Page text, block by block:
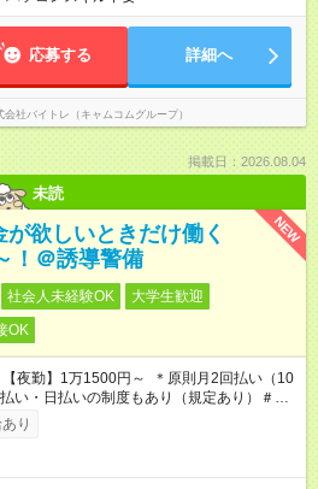
応募する 詳細へ
会社バイトレ（キャムコムグループ）
掲載日：2026.08.04
未読
NEW
欲しいときだけ働く
！＠誘導警備
社会人未経験OK
大学生歓迎
OK
【夜勤】1万1500円～ ＊原則月2回払い（10
い・日払いの制度もあり（規定あり）＃日
り